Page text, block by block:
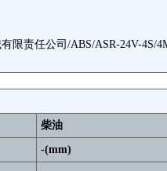
限责任公司/ABS/ASR-24V-4S/
柴油
-(mm)